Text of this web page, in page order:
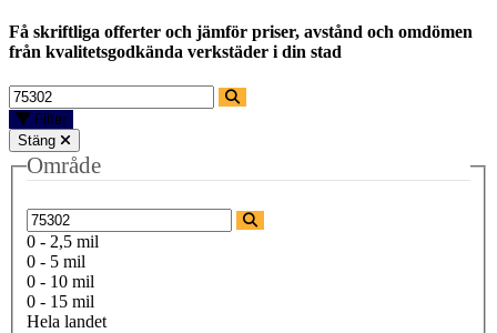
Få skriftliga offerter och jämför priser, avstånd och omdömen
från kvalitetsgodkända verkstäder i din stad
Filter
Stäng
Område
0 - 2,5 mil
0 - 5 mil
0 - 10 mil
0 - 15 mil
Hela landet